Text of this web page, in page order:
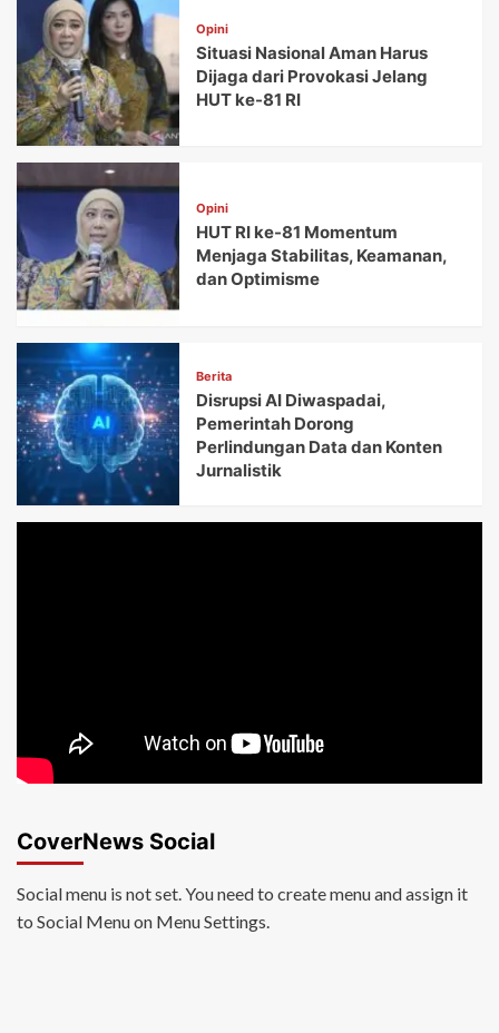
Opini
Situasi Nasional Aman Harus
Dijaga dari Provokasi Jelang
HUT ke-81 RI
Opini
HUT RI ke-81 Momentum
Menjaga Stabilitas, Keamanan,
dan Optimisme
Berita
Disrupsi AI Diwaspadai,
Pemerintah Dorong
Perlindungan Data dan Konten
Jurnalistik
CoverNews Social
Social menu is not set. You need to create menu and assign it
to Social Menu on Menu Settings.